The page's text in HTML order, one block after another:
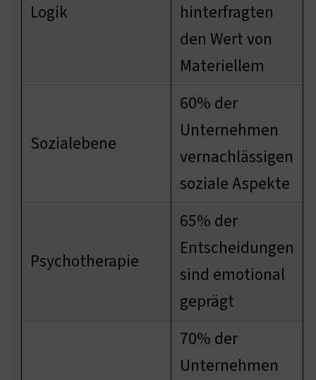
Logik
hinterfragten
den Wert von
Materiellem
Sozialebene
60% der
Unternehmen
vernachlässigen
soziale Aspekte
Psychotherapie
65% der
Entscheidungen
sind emotional
geprägt
70% der
Unternehmen